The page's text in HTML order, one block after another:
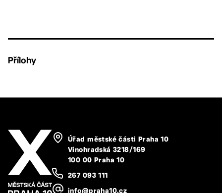
Přílohy
Úřad městské části Praha 10
Vinohradská 3218/169
100 00 Praha 10
267 093 111
info@praha10.cz